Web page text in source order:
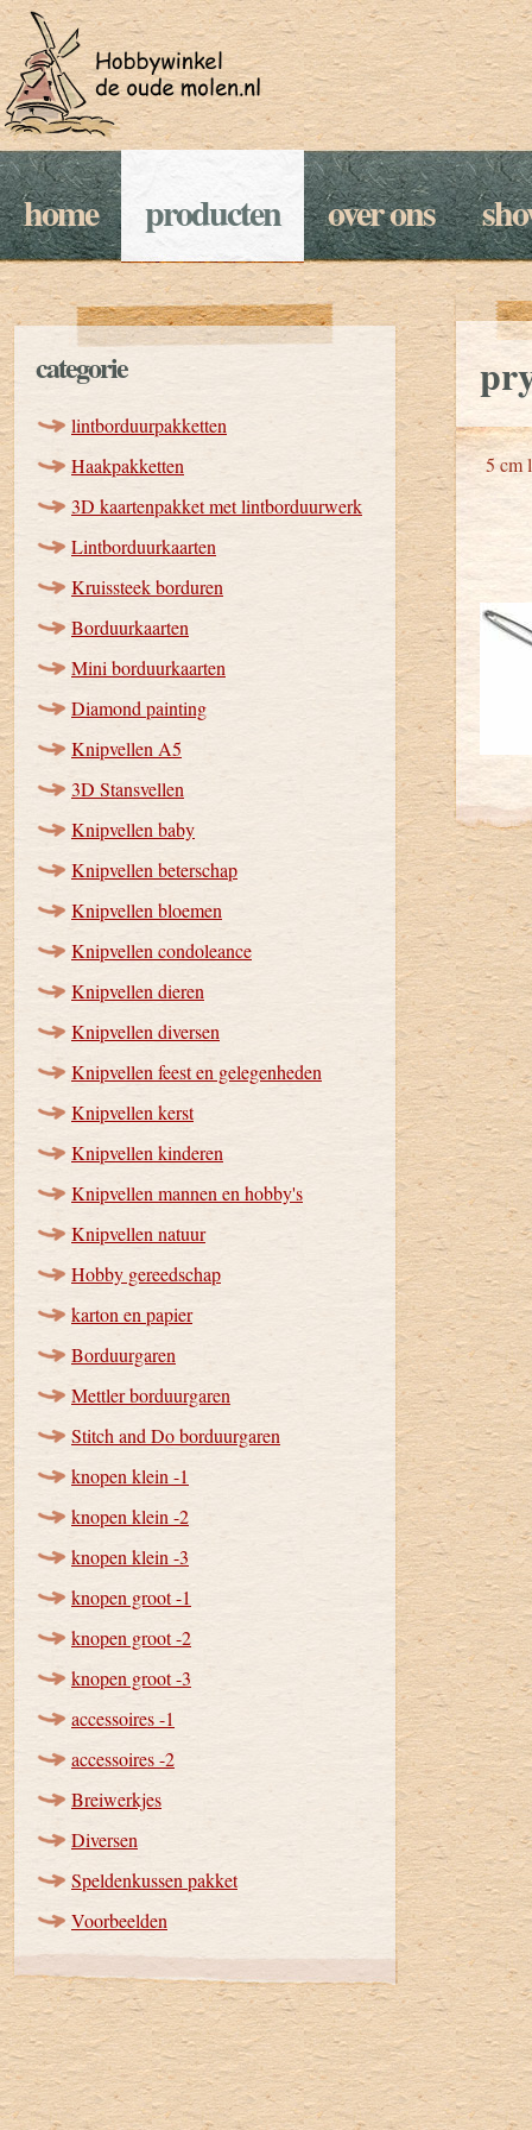
home producten over ons
categorie
lintborduurpakketten
Haakpakketten
3D kaartenpakket met lintborduurwerk
Lintborduurkaarten
Kruissteek borduren
Borduurkaarten
Mini borduurkaarten
Diamond painting
Knipvellen A5
3D Stansvellen
Knipvellen baby
Knipvellen beterschap
Knipvellen bloemen
Knipvellen condoleance
Knipvellen dieren
Knipvellen diversen
Knipvellen feest en gelegenheden
Knipvellen kerst
Knipvellen kinderen
Knipvellen mannen en hobby's
Knipvellen natuur
Hobby gereedschap
karton en papier
Borduurgaren
Mettler borduurgaren
Stitch and Do borduurgaren
knopen klein -1
knopen klein -2
knopen klein -3
knopen groot -1
knopen groot -2
knopen groot -3
accessoires -1
accessoires -2
Breiwerkjes
Diversen
Speldenkussen pakket
Voorbeelden
5 cm